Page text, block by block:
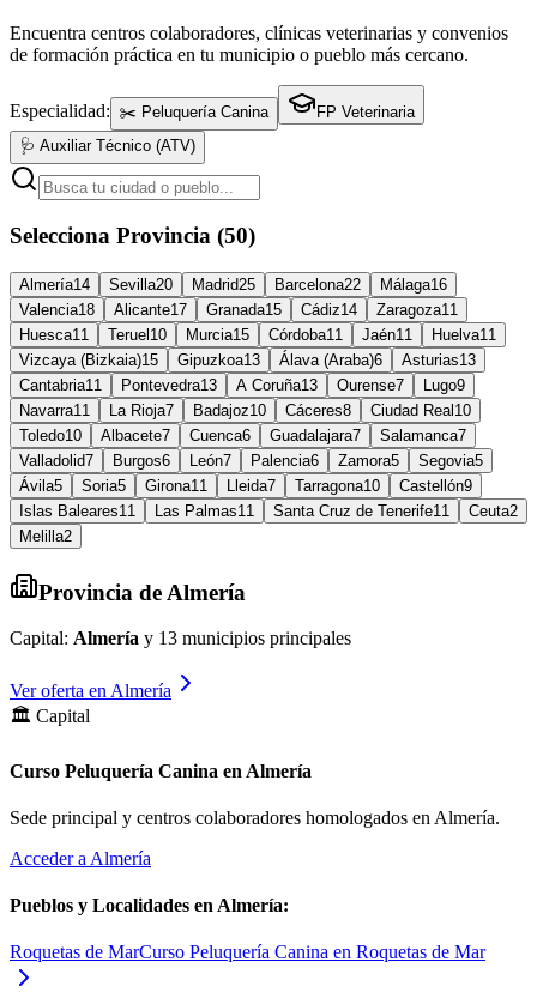
Encuentra centros colaboradores, clínicas veterinarias y convenios
de formación práctica en tu municipio o pueblo más cercano.
Especialidad: ✂️ Peluquería Canina
FP Veterinaria
🩺 Auxiliar Técnico (ATV)
Selecciona Provincia (50)
Almería14 Sevilla20 Madrid25 Barcelona22 Málaga16
Valencia18 Alicante17 Granada15 Cádiz14 Zaragoza11
Huesca11 Teruel 10 Murcia15 Córdoba11 Jaén11 Huelva11
Vizcaya (Bizkaia)15 Gipuzkoa13 Álava (Araba)6 Asturias13
Cantabria11 Pontevedra13 A Coruña13 Ourense7 Lugo9
Navarra11 La Rioja7 Badajoz10 Cáceres8 Ciudad Real 10
Toledo10 Albacete7 Cuenca6 Guadalajara7 Salamanca7
Valladolid7 Burgos6 León7 Palencia6 Zamora5 Segovia5
Ávila5 Soria5 Girona11 Lleida7 Tarragona10 Castellón9
Islas Baleares11 Las Palmas11 Santa Cruz de Tenerife11 Ceuta2
Melilla2
Provincia de Almería
Capital: Almería y 13 municipios principales
Ver oferta en Almería
🏛️ Capital
Curso Peluquería Canina en Almería
Sede principal y centros colaboradores homologados en Almería.
Acceder a Almería
Pueblos y Localidades en Almería:
Roquetas de MarCurso Peluquería Canina en Roquetas de Mar